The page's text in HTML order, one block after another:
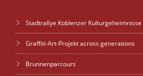
Stadtrallye Koblenzer Kulturgeheimnisse
Graffiti-Art-Projekt across generations
Brunnenparcours